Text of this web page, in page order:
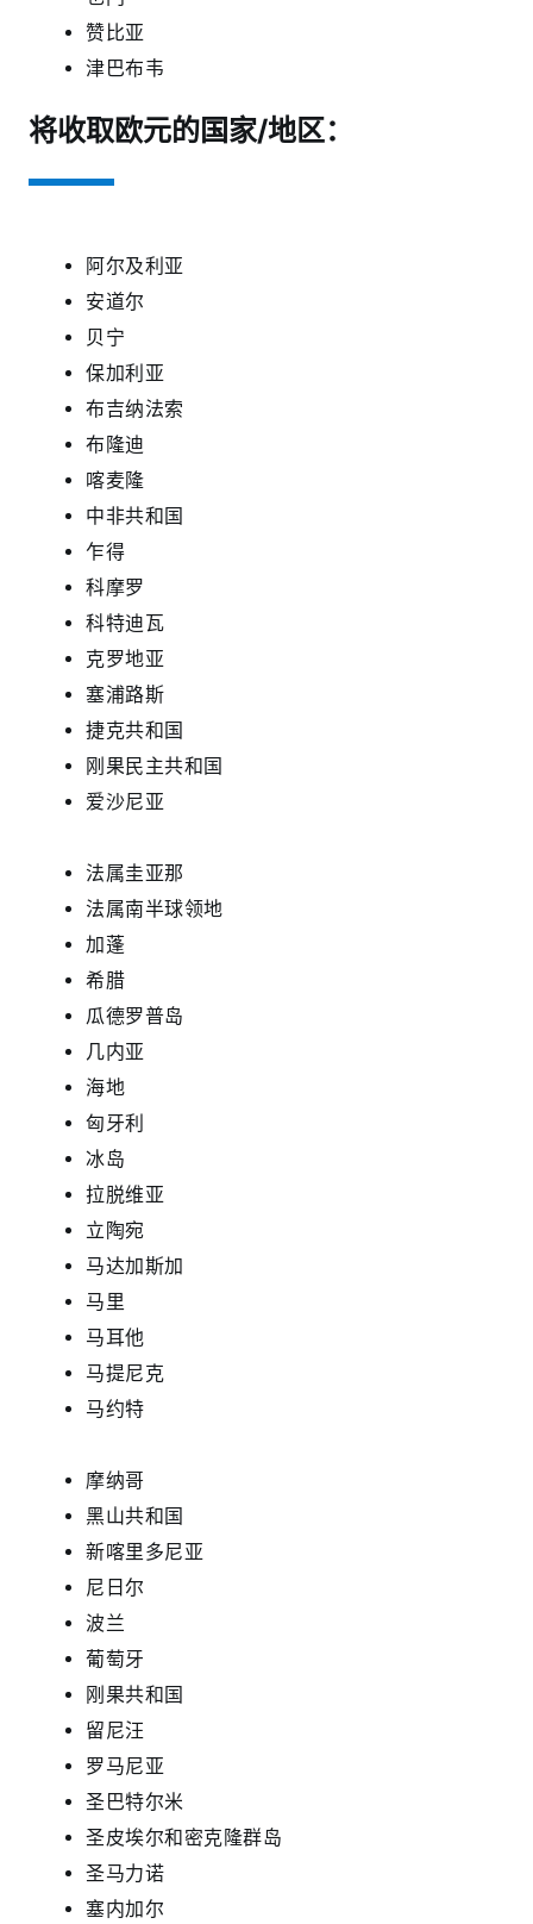
赞比亚
津巴布韦
将收取欧元的国家/地区：
阿尔及利亚
安道尔
贝宁
保加利亚
布吉纳法索
布隆迪
喀麦隆
中非共和国
乍得
科摩罗
科特迪瓦
克罗地亚
塞浦路斯
捷克共和国
刚果民主共和国
爱沙尼亚
法属圭亚那
法属南半球领地
加蓬
希腊
瓜德罗普岛
几内亚
海地
匈牙利
冰岛
拉脱维亚
立陶宛
马达加斯加
马里
马耳他
马提尼克
马约特
摩纳哥
黑山共和国
新喀里多尼亚
尼日尔
波兰
葡萄牙
刚果共和国
留尼汪
罗马尼亚
圣巴特尔米
圣皮埃尔和密克隆群岛
圣马力诺
塞内加尔